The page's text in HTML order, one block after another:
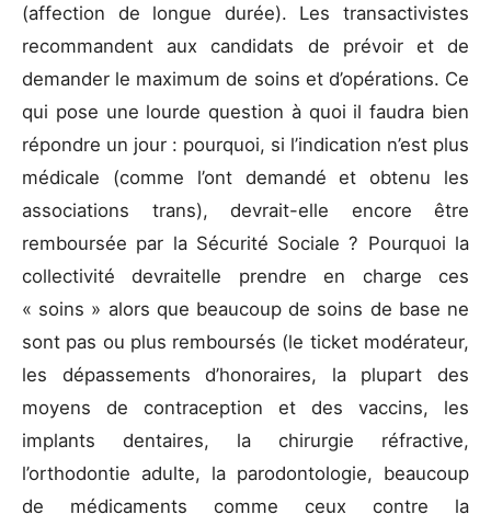
(affection de longue durée). Les transactivistes
recommandent aux candidats de prévoir et de
demander le maximum de soins et d’opérations. Ce
qui pose une lourde question à quoi il faudra bien
répondre un jour : pourquoi, si l’indication n’est plus
médicale (comme l’ont demandé et obtenu les
associations trans), devrait-elle encore être
remboursée par la Sécurité Sociale ? Pourquoi la
collectivité devraitelle prendre en charge ces
« soins » alors que beaucoup de soins de base ne
sont pas ou plus remboursés (le ticket modérateur,
les dépassements d’honoraires, la plupart des
moyens de contraception et des vaccins, les
implants dentaires, la chirurgie réfractive,
l’orthodontie adulte, la parodontologie, beaucoup
de médicaments comme ceux contre la